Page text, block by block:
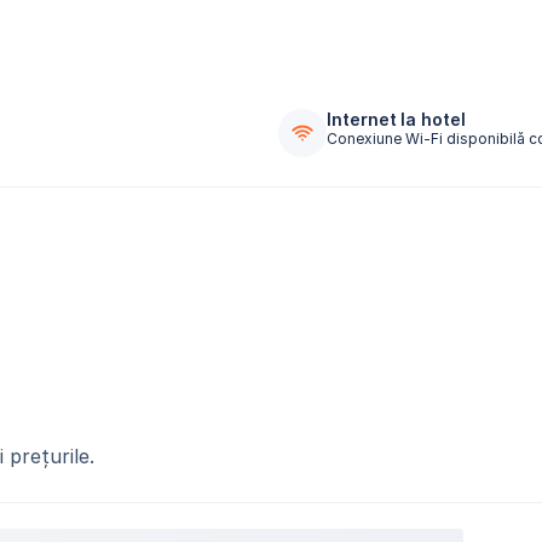
Internet la hotel
Conexiune Wi-Fi disponibilă
prețurile.